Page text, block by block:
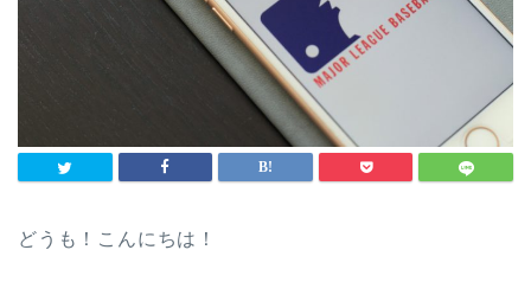
どうも！こんにちは！